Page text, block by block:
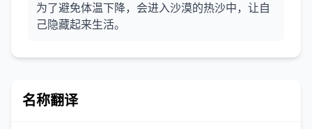
为了避免体温下降，会进入沙漠的热沙中，让自
己隐藏起来生活。
名称翻译